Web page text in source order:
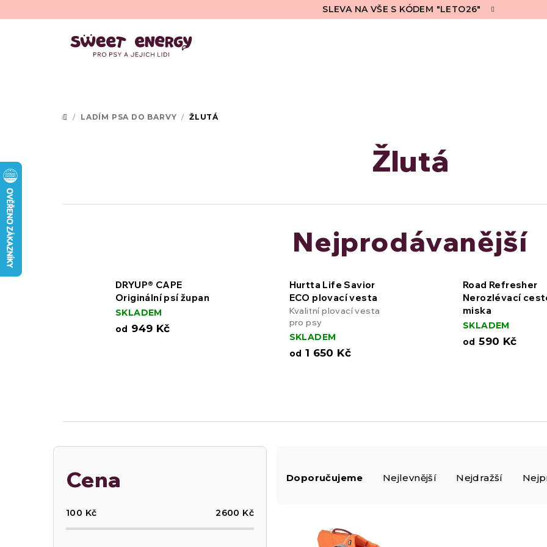
na
SLEVA NA VŠE S KÓDEM "LETO26"
DOMŮ
/ LADÍM PSA DO BARVY / ŽLUTÁ
Žlutá
Nejprodávanější
DRYUP® CAPE
Originální psí župan
SKLADEM
od 949 Kč
Hurtta Life Savior
ECO plovací vesta
Kvalitní plovací vesta
pro psy
SKLADEM
od 1 650 Kč
Road Refresher
Nerozlévací
miska
SKLADEM
od 590 Kč
P
o
s
Cena
100 Kč 2600 Kč
Ř
Doporučujeme Nejlevnější Nejdražší